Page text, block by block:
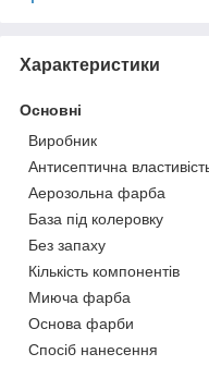
Характеристики
Основні
Виробник
Антисептична
Аерозольна фарба
База під колеровку
Без запаху
Кількість компонентів
Миюча фарба
Основа фарби
Спосіб нанесення